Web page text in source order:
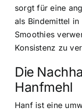
sorgt für eine
als Bindemittel
Smoothies
Konsistenz zu
Die
Hanfmehl
Hanf ist eine